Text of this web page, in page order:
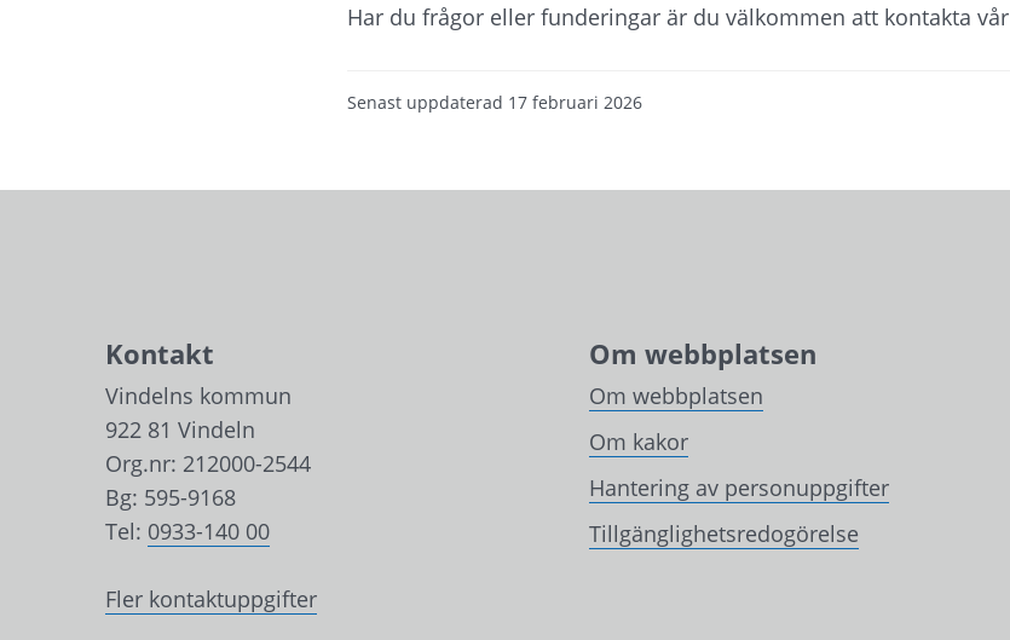
Har du frågor eller funderingar är du välkommen att kontakta vår
Senast uppdaterad 17 februari 2026
Kontakt
Vindelns kommun
922 81 Vindeln
Org.nr: 212000-2544
Bg: 595-9168
Tel: 0933-140 00
Fler kontaktuppgifter
Om webbplatsen
Om webbplatsen
Om kakor
Hantering av personuppgifter
Tillgänglighetsredogörelse